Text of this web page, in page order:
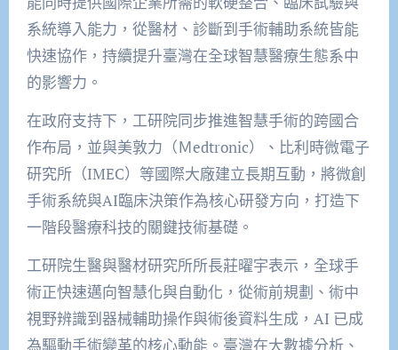
系統導入能力，從醫材、診斷到手術輔助系統皆能
快速協作，持續提升臺灣在全球智慧醫療生態系中
的影響力。
在政府支持下，工研院同步推進智慧手術的跨國合
作布局，並與美敦力（Ｍedtronic）、比利時微電子
研究所（IMEC）等國際大廠建立長期互動，將微創
手術系統與AI臨床決策作為核心研發方向，打造下
一階段醫療科技的關鍵技術基礎。
工研院生醫與醫材研究所所長莊曜宇表示，全球手
術正快速邁向智慧化與自動化，從術前規劃、術中
視野辨識到器械輔助操作與術後資料生成，AI 已成
為驅動手術變革的核心動能。臺灣在大數據分析、